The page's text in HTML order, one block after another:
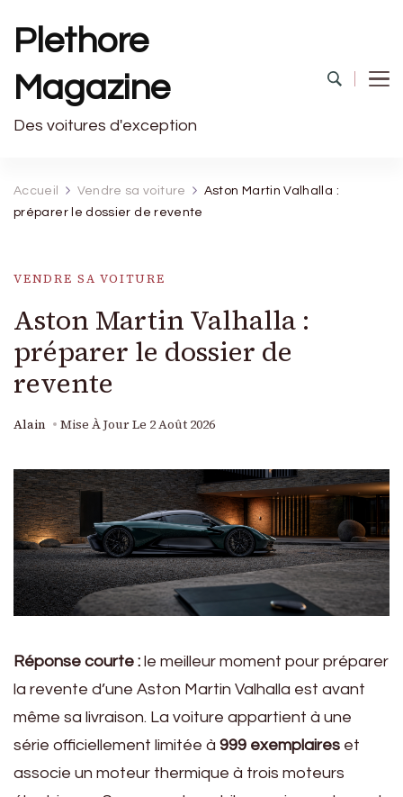
Plethore
Magazine
Des voitures d'exception
Accueil Vendre sa voiture
Aston Martin Valhalla :
préparer le dossier de revente
VENDRE SA VOITURE
Aston Martin Valhalla :
préparer le dossier de
revente
Alain Mise À Jour Le 2 Août 2026
Réponse courte : le meilleur moment pour préparer
la revente d’une Aston Martin Valhalla est avant
même sa livraison. La voiture appartient à une
série officiellement limitée à 999 exemplaires et
associe un moteur thermique à trois moteurs